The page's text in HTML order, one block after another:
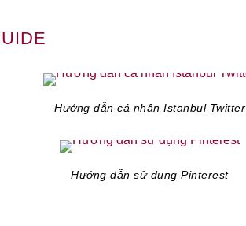
Hướng dẫn cá nhân Istanbul Twitter
Hướng dẫn sử dụng Pinterest